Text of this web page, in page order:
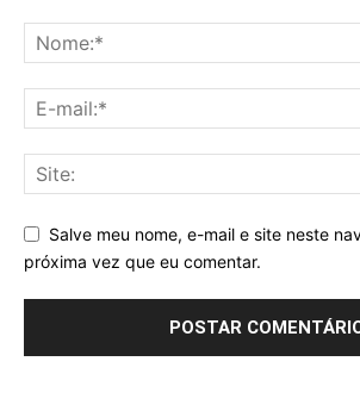
Salve meu nome, e-mail e site neste
próxima vez que eu comentar.